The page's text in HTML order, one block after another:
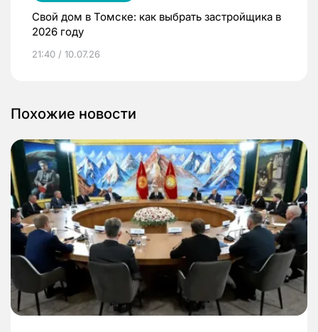
Свой дом в Томске: как выбрать застройщика в
2026 году
21:40 / 10.07.26
Похожие новости